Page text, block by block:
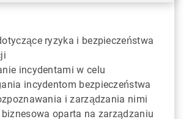
ryzyka i bezpieczeństwa
incydentami w celu
incydentom bezpieczeństwa
i zarządzania nimi
biznesowa oparta na zarządzaniu